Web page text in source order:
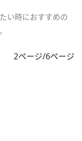
い時におすすめの
2ページ/6ページ